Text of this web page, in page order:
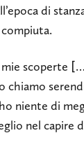
di
scoperte
niente di
nel capire